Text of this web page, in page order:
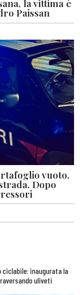
la vittima è
Paissan
vuoto,
Dopo
ciclabile: inaugurata la
uliveti